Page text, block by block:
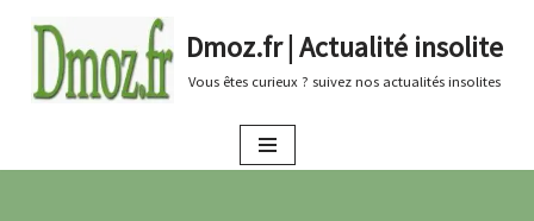
au
Dmoz.fr | Actualité insolite
Vous êtes curieux ? suivez nos actualités insolites